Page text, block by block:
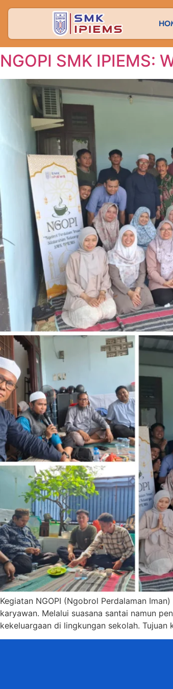
NGOPI SMK IPIEMS:
Kegiatan NGOPI (Ngobrol Perdalaman
karyawan. Melalui suasana santai namun
kekeluargaan di lingkungan sekolah.